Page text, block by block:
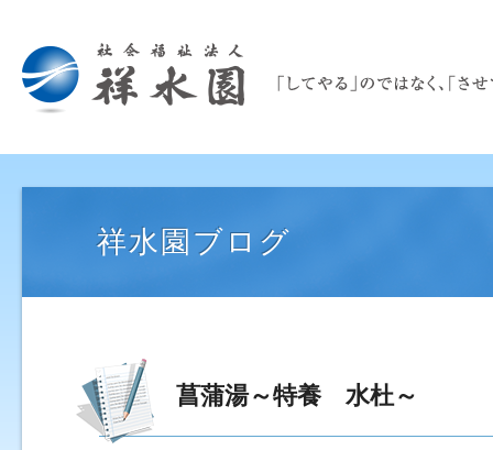
祥水園ブログ
菖蒲湯～特養 水杜～